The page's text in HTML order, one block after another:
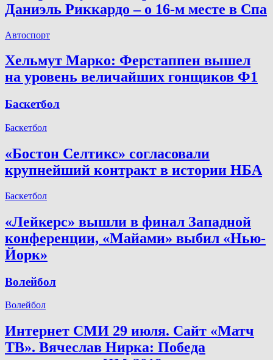
Даниэль Риккардо – о 16-м месте в Спа
Автоспорт
Хельмут Марко: Ферстаппен вышел
на уровень величайших гонщиков Ф1
Баскетбол
Баскетбол
«Бостон Селтикс» согласовали
крупнейший контракт в истории НБА
Баскетбол
«Лейкерс» вышли в финал Западной
конференции, «Майами» выбил «Нью-
Йорк»
Волейбол
Волейбол
Интернет СМИ 29 июля. Сайт «Матч
ТВ». Вячеслав Нирка: Победа